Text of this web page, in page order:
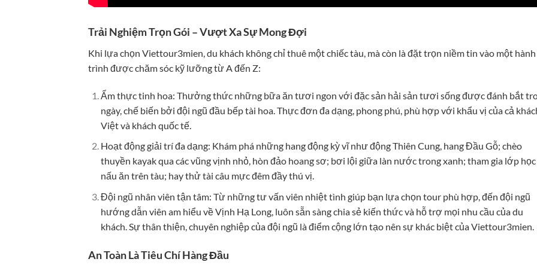
Trải Nghiệm Trọn Gói – Vượt Xa Sự Mong Đợi
Khi lựa chọn Viettour3mien, du khách không chỉ thuê một chiếc tàu, mà còn là đặt trọn niềm tin vào một hành
trình được chăm sóc kỹ lưỡng từ A đến Z:
Ẩm thực tinh hoa: Thưởng thức những bữa ăn tươi ngon với đặc sản hải sản tươi sống được đánh bắt
ngày, chế biến bởi đội ngũ đầu bếp tài hoa. Thực đơn đa dạng, phong phú, phù hợp với khẩu vị của cả
Việt và khách quốc tế.
Hoạt động giải trí đa dạng: Khám phá những hang động kỳ vĩ như động Thiên Cung, hang Đầu Gỗ; chèo
thuyền kayak qua các vũng vịnh nhỏ, hòn đảo hoang sơ; bơi lội giữa làn nước trong xanh; tham gia lớp học
nấu ăn trên tàu; hay thử tài câu mực đêm đầy thú vị.
Đội ngũ nhân viên tận tâm: Từ những tư vấn viên nhiệt tình giúp bạn lựa chọn tour phù hợp, đến đội ngũ
hướng dẫn viên am hiểu về Vịnh Hạ Long, luôn sẵn sàng chia sẻ kiến thức và hỗ trợ mọi nhu cầu của du
khách. Sự thân thiện, chuyên nghiệp của đội ngũ là điểm cộng lớn tạo nên sự khác biệt của Viettour3mien.
An Toàn Là Tiêu Chí Hàng Đầu